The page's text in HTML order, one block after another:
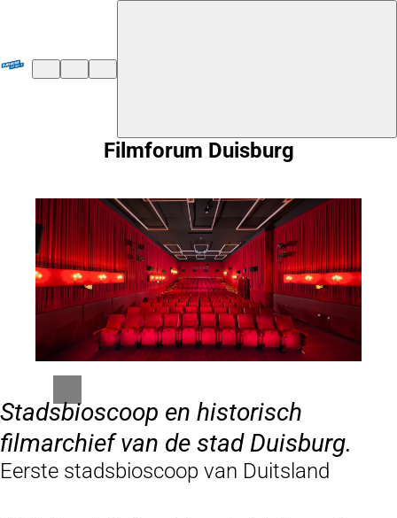
Filmforum Duisburg
Stadsbioscoop en historisch
filmarchief van de stad Duisburg.
Eerste stadsbioscoop van Duitsland